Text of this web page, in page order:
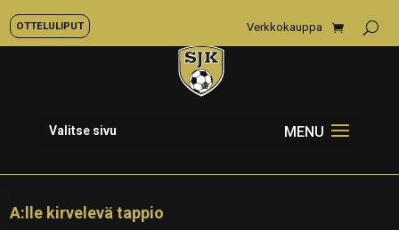
OTTELULIPUT Verkkokauppa
Valitse sivu
A:lle kirvelevä tappio